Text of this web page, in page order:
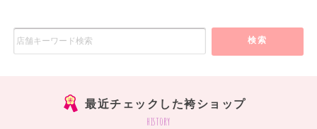
検索
最近チェックした袴ショップ
history